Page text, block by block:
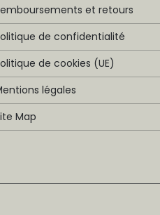
et retours
de confidentialité
de cookies (UE)
légales
Map